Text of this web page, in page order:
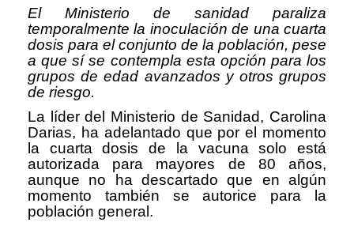
El Ministerio de sanidad paraliza
temporalmente la inoculación de una cuarta
dosis para el conjunto de la población, pese
a que sí se contempla esta opción para los
grupos de edad avanzados y otros grupos
de riesgo.
La líder del Ministerio de Sanidad, Carolina
Darias, ha adelantado que por el momento
la cuarta dosis de la vacuna solo está
autorizada para mayores de 80 años,
aunque no ha descartado que en algún
momento también se autorice para la
población general.